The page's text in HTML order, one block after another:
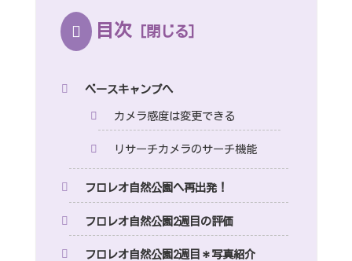
目次
ベースキャンプへ
カメラ感度は変更できる
リサーチカメラのサーチ機能
フロレオ自然公園へ再出発！
フロレオ自然公園2週目の評価
フロレオ自然公園2週目＊写真紹介